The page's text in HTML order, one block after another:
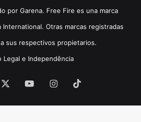
por Garena. Free Fire es una marca
International. Otras marcas registradas
sus respectivos propietarios.
Legal e Independência
YouTubeInstagram